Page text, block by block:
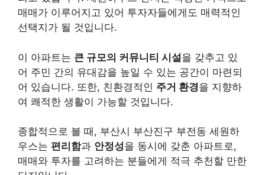
매매가 이루어지고 있어 투자자들에게도 매력적인
선택지가 될 것입니다.
이 아파트는 큰 규모의 커뮤니티 시설을 갖추고 있
어 주민 간의 유대감을 높일 수 있는 공간이 마련되
어 있습니다. 또한, 친환경적인 주거 환경을 지향하
여 쾌적한 생활이 가능할 것입니다.
종합적으로 볼 때, 부산시 부산진구 부전동 세원하
우스는 편리함과 안정성을 동시에 갖춘 아파트로,
매매와 투자를 고려하는 분들에게 적극 추천할 만한